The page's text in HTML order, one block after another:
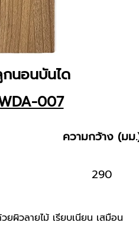
นอนบันได
007
ความกว้าง (มม
290
ผิวลายไม้ เรียบเนียน เสมือน